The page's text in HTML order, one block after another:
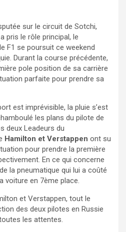
sur le circuit de Sotchi,
pris le rôle principal, le
F1 se poursuit ce weekend
Durant la course précédente,
pole position de sa carrière
parfaite pour prendre sa
est imprévisible, la pluie s’est
les plans du pilote de
deux Leadeurs du
Hamilton et Verstappen ont su
pour prendre la première
En ce qui concerne
la pneumatique qui lui a coûté
voiture en 7ème place.
et Verstappen, tout le
des deux pilotes en Russie
les attentes.